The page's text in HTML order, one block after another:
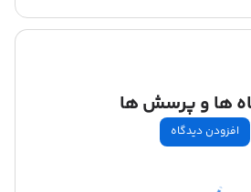
ها و پرسش ها
افزودن دیدگاه